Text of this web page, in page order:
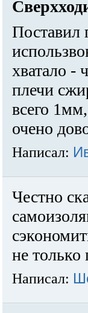
Поставил
хватало -
плечи
всего
очено
Написал:
Честно
не только
Написал: